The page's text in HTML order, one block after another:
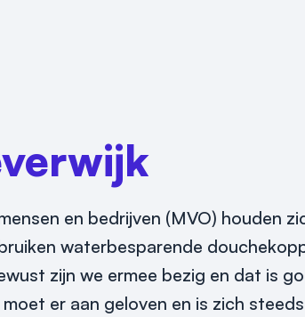
en bedrijven (MVO) houden
waterbesparende
zijn we ermee bezig en dat is
er aan geloven en is zich